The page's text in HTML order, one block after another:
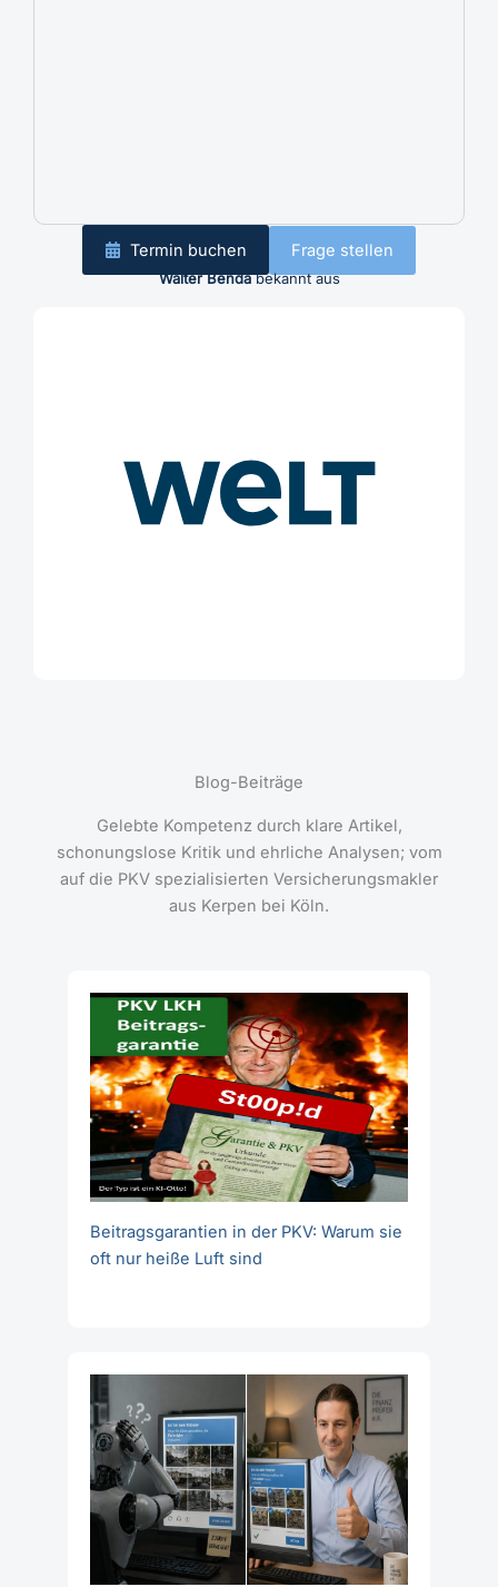
Termin buchen Frage stellen
Walter Bendabekannt aus
Blog-Beiträge
Gelebte Kompetenz durch klare Artikel,
schonungslose Kritik und ehrliche Analysen; vom
auf die PKV spezialisierten Versicherungsmakler
aus Kerpen bei Köln.
Beitragsgarantien in der PKV: Warum sie
oft nur heiße Luft sind